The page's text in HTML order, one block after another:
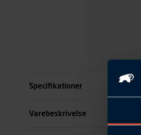
Specifikationer
Størrelse
Varebeskrivelse